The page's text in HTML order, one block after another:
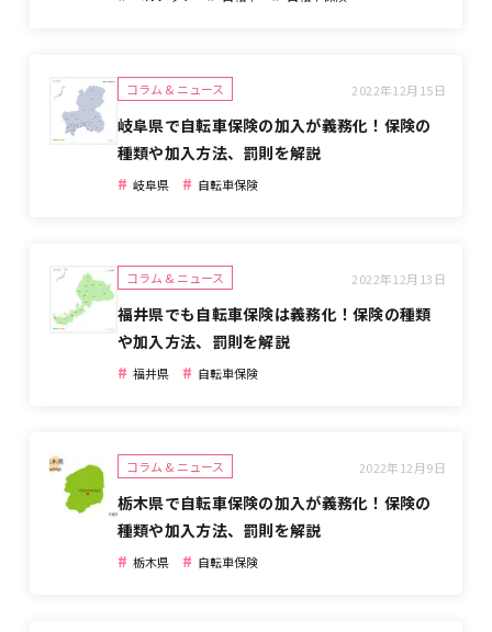
コラム & ニュース 2022年12月15日
岐阜県で自転車保険の加入が義務化！保険の
種類や加入方法、罰則を解説
# 岐阜県 # 自転車保険
コラム & ニュース 2022年12月13日
福井県でも自転車保険は義務化！保険の種類
や加入方法、罰則を解説
# 福井県 # 自転車保険
コラム & ニュース 2022年12月9日
栃木県で自転車保険の加入が義務化！保険の
種類や加入方法、罰則を解説
# 栃木県 # 自転車保険